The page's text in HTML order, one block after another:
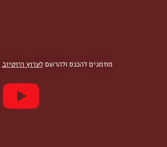
מוזמנים להכנס ולהרשם לערוץ היוטיוב